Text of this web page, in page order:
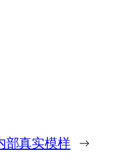
部真实模样 →